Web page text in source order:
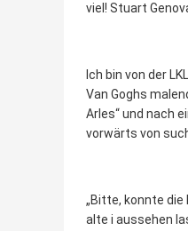
viel! Stuart
Ich bin von der
Van Goghs
Arles“ und nach
vorwärts von
„Bitte, konnte die
alte i aussehen